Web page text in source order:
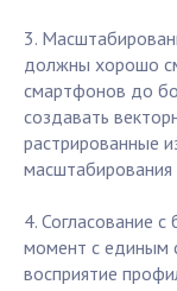
3.
должны хорошо
смартфонов до
создавать
растрированные
масштабирования
4. Согласование
момент с единым
восприятие